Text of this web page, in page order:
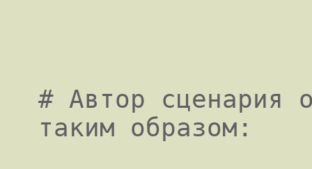
# Автор сценария
таким образом: